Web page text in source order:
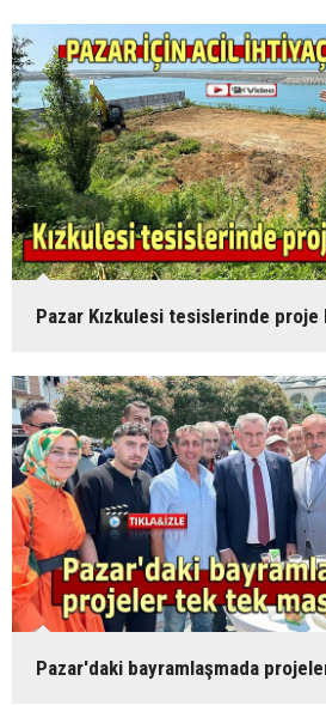
Pazar Kızkulesi tesislerinde proje
Pazar'daki bayramlaşmada